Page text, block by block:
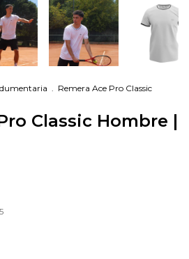
. Remera Ace Pro Classic
Classic Hombre |